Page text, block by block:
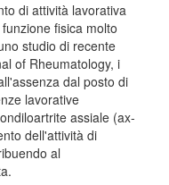
di attività lavorativa
fisica molto
studio di recente
of Rheumatology, i
dal posto di
lavorative
assiale (ax-
dell'attività di
al